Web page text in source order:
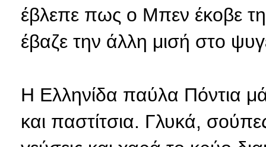
έβλεπε πως ο Μπεν έκοβε
έβαζε την άλλη μισή στο
Η Ελληνίδα παύλα Πόντια
και παστίτσια. Γλυκά,